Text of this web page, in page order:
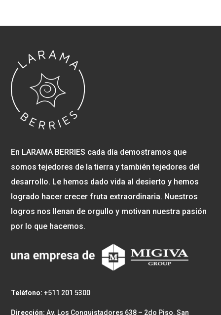
En LARAMA BERRIES cada día demostramos que
somos tejedores de la tierra y también tejedores del
desarrollo. Le hemos dado vida al desierto y hemos
logrado hacer crecer fruta extraordinaria. Nuestros
logros nos llenan de orgullo y motivan nuestra pasión
por lo que hacemos.
Teléfono: +511 201 5300
Dirección:Av. Los Conquistadores 638 – 2do Piso. San